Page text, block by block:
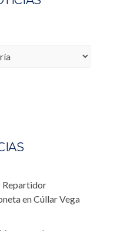
Repartidor
en Cúllar Vega